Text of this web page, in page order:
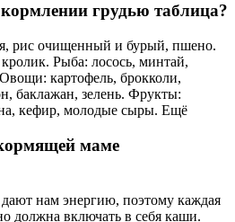
грудью таблица?
рис очищенный и бурый, пшено.
Рыба: лосось, минтай,
картофель, брокколи,
баклажан, зелень. Фрукты:
кефир, молодые сыры. Ещё
маме
нам энергию, поэтому каждая
должна включать в себя каши.